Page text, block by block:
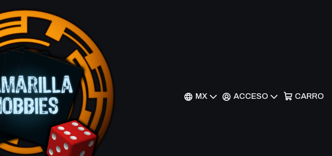
MX ACCESO CARRO
World Legacy's Heart - BLRR-EN099
- Ultra Rare
IDIOMA.
Español Ingles
Cantidad
Agregar al Carrito